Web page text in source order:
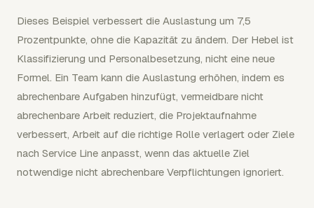
Dieses Beispiel verbessert die Auslastung um 7,5
Prozentpunkte, ohne die Kapazität zu ändern. Der Hebel ist
Klassifizierung und Personalbesetzung, nicht eine neue
Formel. Ein Team kann die Auslastung erhöhen, indem es
abrechenbare Aufgaben hinzufügt, vermeidbare nicht
abrechenbare Arbeit reduziert, die Projektaufnahme
verbessert, Arbeit auf die richtige Rolle verlagert oder Ziele
nach Service Line anpasst, wenn das aktuelle Ziel
notwendige nicht abrechenbare Verpflichtungen ignoriert.